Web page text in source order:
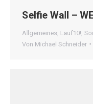
Selfie Wall –
Allgemeines Lauf10!
Von Michael Schneider